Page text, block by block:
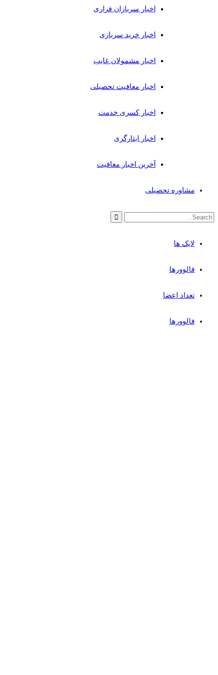
اخبار سربازان فراری
اخبار خرید سربازی
اخبار مشمولان غایب
اخبار معافیت تحصیلی
اخبار کسری خدمت
اخبار ایثارگری
آخرین اخبار معافیت
مشاوره تحصیلی
لایک ها
فالوورها
تعداد اعضا
فالوورها